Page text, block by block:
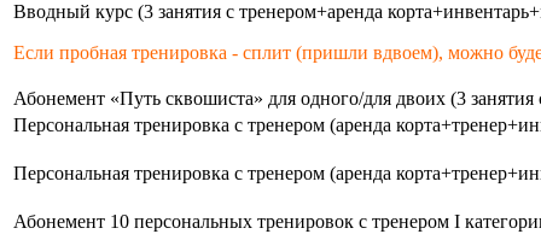
Вводный курс (3 занятия с тренером+аренда
Если пробная тренировка - сплит (пришли вдвоем), можно
Абонемент «Путь сквошиста» для одного/для двоих (3
Персональная тренировка с тренером (аренда
Персональная тренировка с тренером (аренда
Абонемент 10 персональных тренировок с тренером I